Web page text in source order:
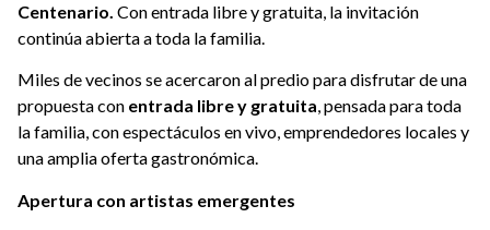
Centenario. Con entrada libre y gratuita, la invitación
continúa abierta a toda la familia.
Miles de vecinos se acercaron al predio para disfrutar de una
propuesta con entrada libre y gratuita, pensada para toda
la familia, con espectáculos en vivo, emprendedores locales y
una amplia oferta gastronómica.
Apertura con artistas emergentes